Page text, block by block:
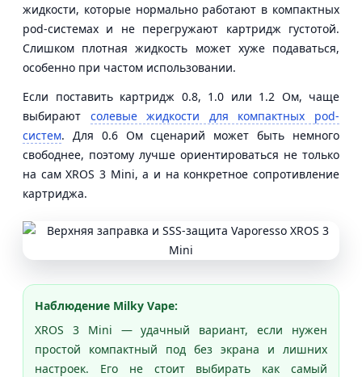
жидкости, которые нормально работают в компактных
pod-системах и не перегружают картридж густотой.
Слишком плотная жидкость может хуже подаваться,
особенно при частом использовании.
Если поставить картридж 0.8, 1.0 или 1.2 Ом, чаще
выбирают солевые жидкости для компактных pod-
систем. Для 0.6 Ом сценарий может быть немного
свободнее, поэтому лучше ориентироваться не только
на сам XROS 3 Mini, а и на конкретное сопротивление
картриджа.
Наблюдение Milky Vape:
XROS 3 Mini — удачный вариант, если нужен
простой компактный под без экрана и лишних
настроек. Его не стоит выбирать как самый